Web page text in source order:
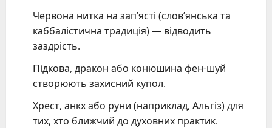
Червона нитка на зап’ясті (слов’янська та
каббалістична традиція) — відводить
заздрість.
Підкова, дракон або конюшина фен-шуй
створюють захисний купол.
Хрест, анкх або руни (наприклад, Альгіз) для
тих, хто ближчий до духовних практик.